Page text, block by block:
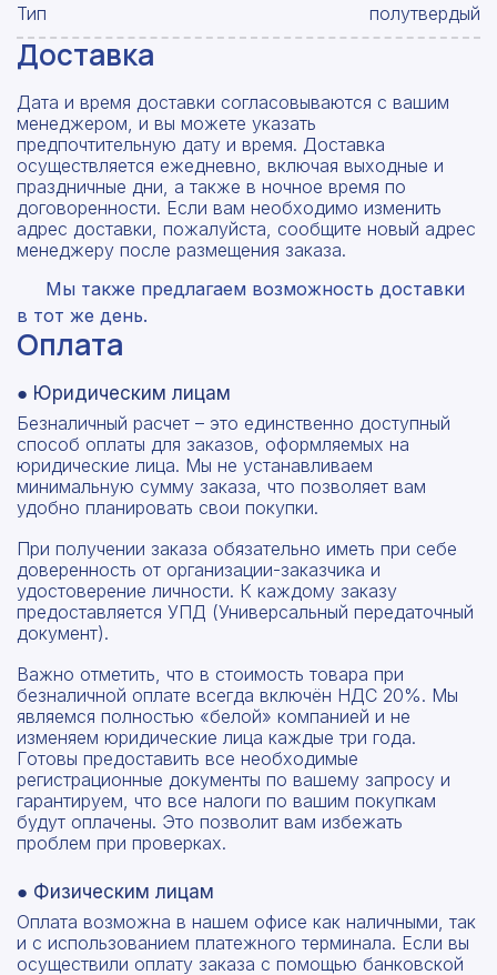
Тип полутвердый
Доставка
Дата и время доставки согласовываются с вашим
менеджером, и вы можете указать
предпочтительную дату и время. Доставка
осуществляется ежедневно, включая выходные и
праздничные дни, а также в ночное время по
договоренности. Если вам необходимо изменить
адрес доставки, пожалуйста, сообщите новый адрес
менеджеру после размещения заказа.
Мы также предлагаем возможность доставки
в тот же день.
Оплата
● Юридическим лицам
Безналичный расчет – это единственно доступный
способ оплаты для заказов, оформляемых на
юридические лица. Мы не устанавливаем
минимальную сумму заказа, что позволяет вам
удобно планировать свои покупки.
При получении заказа обязательно иметь при себе
доверенность от организации-заказчика и
удостоверение личности. К каждому заказу
предоставляется УПД (Универсальный передаточный
документ).
Важно отметить, что в стоимость товара при
безналичной оплате всегда включён НДС 20%. Мы
являемся полностью «белой» компанией и не
изменяем юридические лица каждые три года.
Готовы предоставить все необходимые
регистрационные документы по вашему запросу и
гарантируем, что все налоги по вашим покупкам
будут оплачены. Это позволит вам избежать
проблем при проверках.
● Физическим лицам
Оплата возможна в нашем офисе как наличными, так
и с использованием платежного терминала. Если вы
осуществили оплату заказа с помощью банковской